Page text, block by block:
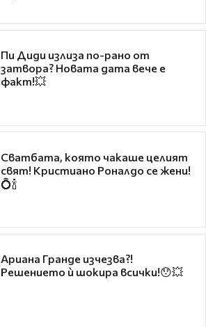
Пи Диди излиза по-рано от
затвора? Новата дата вече е
факт!💥
Сватбата, която чакаше целият
свят! Кристиано Роналдо се жени!
💍🍾
Ариана Гранде изчезва?!
Решението ѝ шокира всички!😯💥